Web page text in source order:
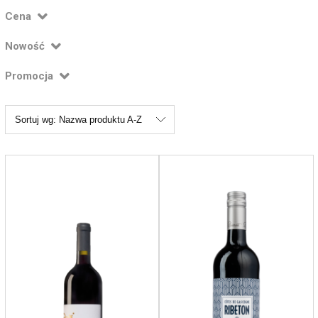
Cena
Nowość
Promocja
Sortuj wg: Nazwa produktu A-Z